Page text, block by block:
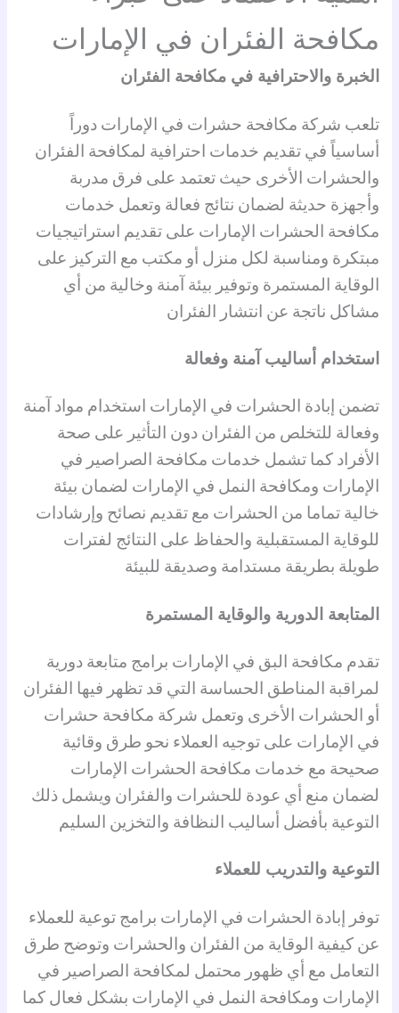
مكافحة الفئران في الإمارات
الخبرة والاحترافية في مكافحة الفئران
تلعب شركة مكافحة حشرات في الإمارات دوراً
أساسياً في تقديم خدمات احترافية لمكافحة الفئران
والحشرات الأخرى حيث تعتمد على فرق مدربة
وأجهزة حديثة لضمان نتائج فعالة وتعمل خدمات
مكافحة الحشرات الإمارات على تقديم استراتيجيات
مبتكرة ومناسبة لكل منزل أو مكتب مع التركيز على
الوقاية المستمرة وتوفير بيئة آمنة وخالية من أي
مشاكل ناتجة عن انتشار الفئران
استخدام أساليب آمنة وفعالة
تضمن إبادة الحشرات في الإمارات استخدام مواد آمنة
وفعالة للتخلص من الفئران دون التأثير على صحة
الأفراد كما تشمل خدمات مكافحة الصراصير في
الإمارات ومكافحة النمل في الإمارات لضمان بيئة
خالية تماما من الحشرات مع تقديم نصائح وإرشادات
للوقاية المستقبلية والحفاظ على النتائج لفترات
طويلة بطريقة مستدامة وصديقة للبيئة
المتابعة الدورية والوقاية المستمرة
تقدم مكافحة البق في الإمارات برامج متابعة دورية
لمراقبة المناطق الحساسة التي قد تظهر فيها الفئران
أو الحشرات الأخرى وتعمل شركة مكافحة حشرات
في الإمارات على توجيه العملاء نحو طرق وقائية
صحيحة مع خدمات مكافحة الحشرات الإمارات
لضمان منع أي عودة للحشرات والفئران ويشمل ذلك
التوعية بأفضل أساليب النظافة والتخزين السليم
التوعية والتدريب للعملاء
توفر إبادة الحشرات في الإمارات برامج توعية للعملاء
عن كيفية الوقاية من الفئران والحشرات وتوضح طرق
التعامل مع أي ظهور محتمل لمكافحة الصراصير في
الإمارات ومكافحة النمل في الإمارات بشكل فعال كما